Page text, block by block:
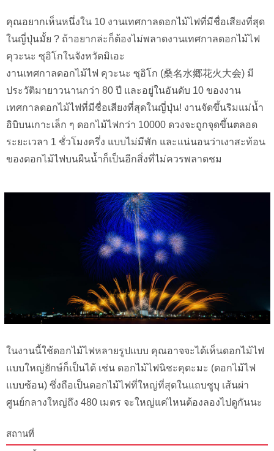
คุณอยากเห็นหนึ่งใน 10 งานเทศกาลดอกไม้ไฟที่มีชื่อเสียงที่สุด
ในญี่ปุ่นมั้ย ? ถ้าอยากล่ะก็ต้องไม่พลาดงานเทศกาลดอกไม้ไฟ
คุวะนะ ซุอิโกในจังหวัดมิเอะ
งานเทศกาลดอกไม้ไฟ คุวะนะ ซุอิโก (桑名水郷花火大会) มี
ประวัติมายาวนานกว่า 80 ปี และอยู่ในอันดับ 10 ของงาน
เทศกาลดอกไม้ไฟที่มีชื่อเสียงที่สุดในญี่ปุ่น! งานจัดขึ้นริมแม่น้ำ
อิบิบนเกาะเล็ก ๆ ดอกไม้ไฟกว่า 10000 ดวงจะถูกจุดขึ้นตลอด
ระยะเวลา 1 ชั่วโมงครึ่ง แบบไม่มีพัก และแน่นอนว่าเงาสะท้อน
ของดอกไม้ไฟบนผืนน้ำก็เป็นอีกสิ่งที่ไม่ควรพลาดชม
ในงานนี้ใช้ดอกไม้ไฟหลายรูปแบบ คุณอาจจะได้เห็นดอกไม้ไฟ
แบบใหญ่ยักษ์ก็เป็นได้ เช่น ดอกไม้ไฟนิชะคุดะมะ (ดอกไม้ไฟ
แบบซ้อน) ซึ่งถือเป็นดอกไม้ไฟที่ใหญ่ที่สุดในแถบชูบุ เส้นผ่า
ศูนย์กลางใหญ่ถึง 480 เมตร จะใหญ่แค่ไหนต้องลองไปดูกันนะ
สถานที่